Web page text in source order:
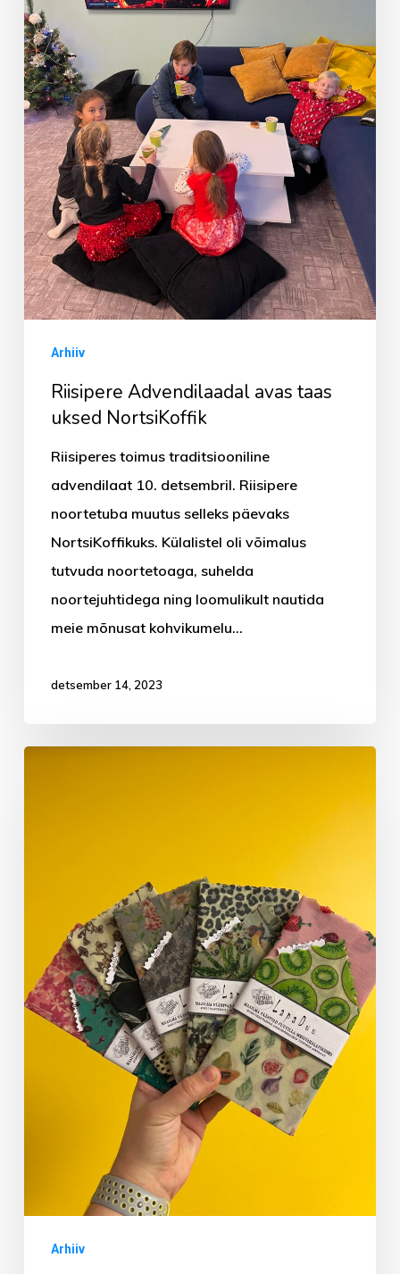
NortsiKoffik
Arhiiv
Riisipere Advendilaadal avas taas
uksed NortsiKoffik
Riisiperes toimus traditsiooniline
advendilaat 10. detsembril. Riisipere
noortetuba muutus selleks päevaks
NortsiKoffikuks. Külalistel oli võimalus
tutvuda noortetoaga, suhelda
noortejuhtidega ning loomulikult nautida
meie mõnusat kohvikumelu…
detsember 14, 2023
keskkonnateemaline
töötuba
LapaDuuga
Arhiiv